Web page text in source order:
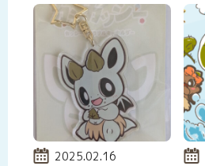
投稿日:
2025.02.16